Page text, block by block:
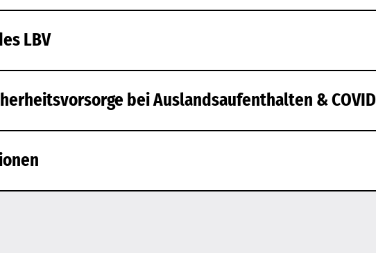
LBV
bei Auslandsaufenthalten & COVID